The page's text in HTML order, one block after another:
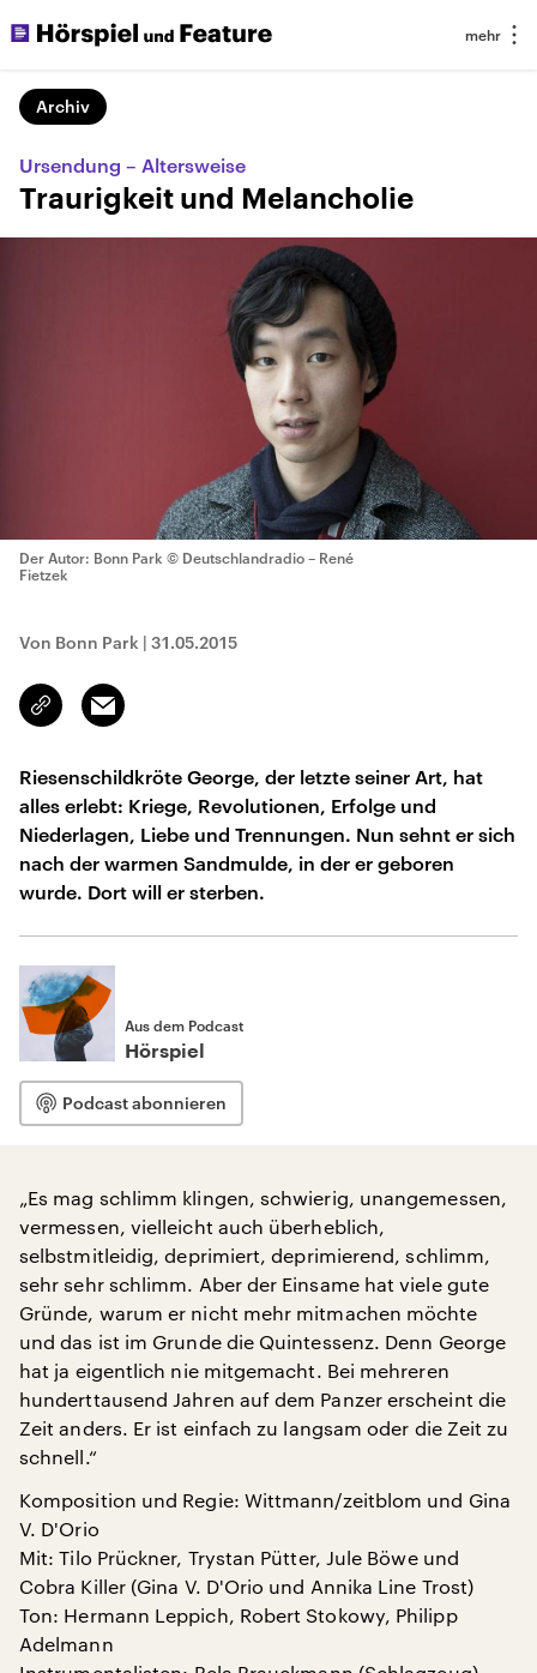
Archiv
Ursendung – Altersweise
Traurigkeit und Melancholie
Der Autor: Bonn Park © Deutschlandradio – René
Fietzek
Von Bonn Park | 31.05.2015
Link
kopieren/teilen
Email
Riesenschildkröte George, der letzte seiner Art, hat
alles erlebt: Kriege, Revolutionen, Erfolge und
Niederlagen, Liebe und Trennungen. Nun sehnt er sich
nach der warmen Sandmulde, in der er geboren
wurde. Dort will er sterben.
Aus dem Podcast
Hörspiel
Podcast abonnieren
„Es mag schlimm klingen, schwierig, unangemessen,
vermessen, vielleicht auch überheblich,
selbstmitleidig, deprimiert, deprimierend, schlimm,
sehr sehr schlimm. Aber der Einsame hat viele gute
Gründe, warum er nicht mehr mitmachen möchte
und das ist im Grunde die Quintessenz. Denn George
hat ja eigentlich nie mitgemacht. Bei mehreren
hunderttausend Jahren auf dem Panzer erscheint die
Zeit anders. Er ist einfach zu langsam oder die Zeit zu
schnell.“
Komposition und Regie: Wittmann/zeitblom und Gina
V. D'Orio
Mit: Tilo Prückner, Trystan Pütter, Jule Böwe und
Cobra Killer (Gina V. D'Orio und Annika Line Trost)
Ton: Hermann Leppich, Robert Stokowy, Philipp
Adelmann